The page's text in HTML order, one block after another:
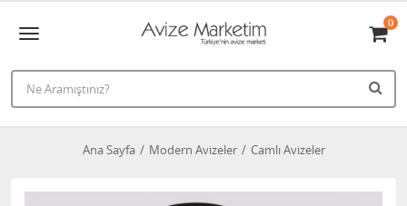
0
Ana Sayfa Modern Avizeler Camlı Avizeler